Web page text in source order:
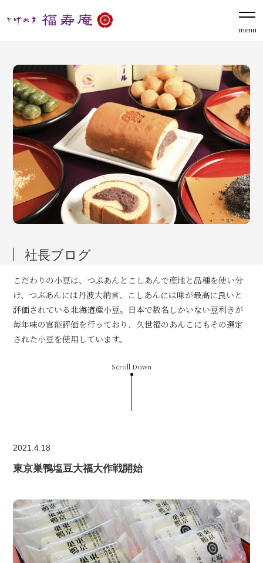
menu
社長ブログ
こだわりの小豆は、つぶあんとこしあんで産地と品種を使い分
け、つぶあんには丹波大納言、こしあんには味が最高に良いと
評価されている北海道産小豆。日本で数名しかいない豆利きが
毎年味の官能評価を行っており、久世福のあんこにもその選定
された小豆を使用しています。
Scroll Down
2021.4.18
東京巣鴨塩豆大福大作戦開始